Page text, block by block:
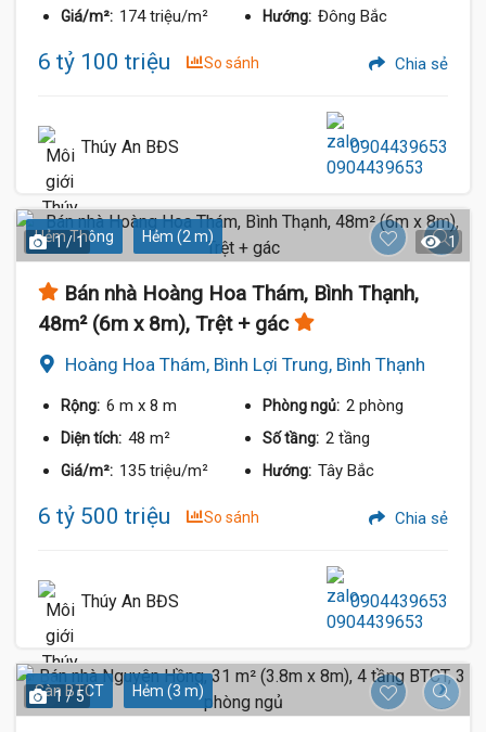
Giá/m²: 174 triệu/m² Hướng: Đông Bắc
6 tỷ 100 triệu So sánh Chia sẻ
Thúy An BĐS 0904439653
Hẻm Thông Hẻm (2 m)
1 / 1 1
Bán nhà Hoàng Hoa Thám, Bình Thạnh,
48m² (6m x 8m), Trệt + gác
Hoàng Hoa Thám, Bình Lợi Trung, Bình Thạnh
Rộng: 6 m x 8 m Phòng ngủ: 2 phòng
Diện tích: 48 m² Số tầng: 2 tầng
Giá/m²: 135 triệu/m² Hướng: Tây Bắc
6 tỷ 500 triệu So sánh Chia sẻ
Thúy An BĐS 0904439653
Sàn BTCT Hẻm (3 m)
1 / 5